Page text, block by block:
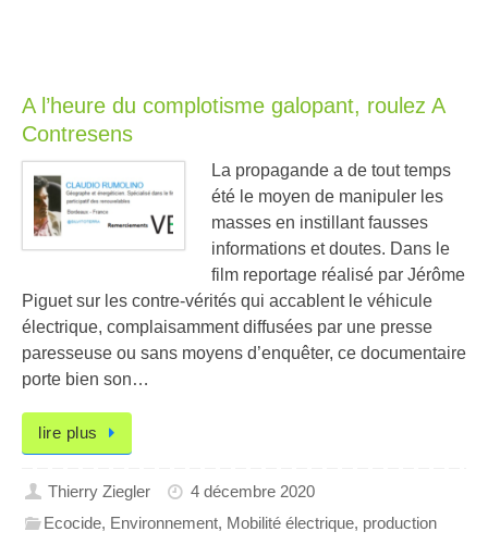
A l’heure du complotisme galopant, roulez A
Contresens
La propagande a de tout temps
été le moyen de manipuler les
masses en instillant fausses
informations et doutes. Dans le
film reportage réalisé par Jérôme
Piguet sur les contre-vérités qui accablent le véhicule
électrique, complaisamment diffusées par une presse
paresseuse ou sans moyens d’enquêter, ce documentaire
porte bien son…
lire plus
Thierry Ziegler
4 décembre 2020
Ecocide, Environnement, Mobilité électrique, production